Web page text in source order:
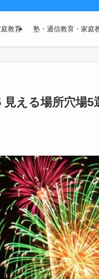
教育 塾・通信教育・家庭
える場所穴場5